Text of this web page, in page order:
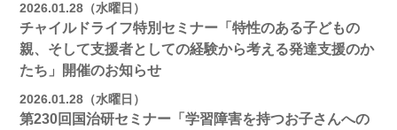
2026.01.28（水曜日）
チャイルドライフ特別セミナー「特性のある子どもの
親、そして支援者としての経験から考える発達支援のか
たち」開催のお知らせ
2026.01.28（水曜日）
第230回国治研セミナー「学習障害を持つお子さんへの